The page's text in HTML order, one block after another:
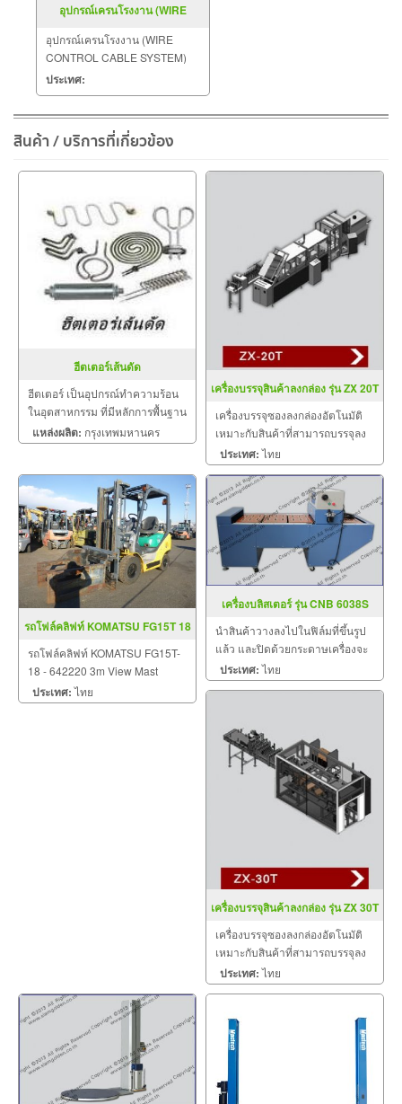
อุปกรณ์เครนโรงงาน (WIRE
อุปกรณ์เครนโรงงาน (WIRE
CONTROL CABLE SYSTEM)
และจัดจำหน่ายอะไหล่รอก เครน
รอก อุปกรณ์ช่วยยก อะไหล่เครน
ไฟฟ้า
ประเทศ:
สินค้า / บริการที่เกี่ยวข้อง
ฮีตเตอร์เส้นดัด
ฮีตเตอร์ เป็นอุปกรณ์ทำความร้อน
ในอุตสาหกรรม ที่มีหลักการพื้นฐาน
คือ เมื่อมีกระแสไหลผ่านลวดตัวนำ
ที่มี ค่าทำความต้านทานสูง
แหล่งผลิต: กรุงเทพมหานคร
เครื่องบรรจุสินค้าลงกล่อง รุ่น ZX 20T
เครื่องบรรจุซองลงกล่องอัตโนมัติ
เหมาะกับสินค้าที่สามารถบรรจุลง
กล่องอัตโนมัติ รุ่น ZX-20T
ประเทศ:ไทย
รถโฟล์คลิฟท์ KOMATSU FG15T 18
รถโฟล์คลิฟท์ KOMATSU FG15T-
18 - 642220 3m View Mast
Torcon PS Full-Free Lift Bale-
Clamp(Integrated) Max
ประเทศ:ไทย
เครื่องบลิสเตอร์ รุ่น CNB 6038S
นำสินค้าวางลงไปในฟิล์มที่ขึ้นรูป
แล้ว และปิดด้วยกระดาษเครื่องจะ
ทำการซีลกระดาษและฟิล์มติดกัน
ประเทศ:ไทย
เครื่องบรรจุสินค้าลงกล่อง รุ่น ZX 30T
เครื่องบรรจุซองลงกล่องอัตโนมัติ
เหมาะกับสินค้าที่สามารถบรรจุลง
กล่องอัตโนมัติ รุ่น ZX-30T
ประเทศ:ไทย